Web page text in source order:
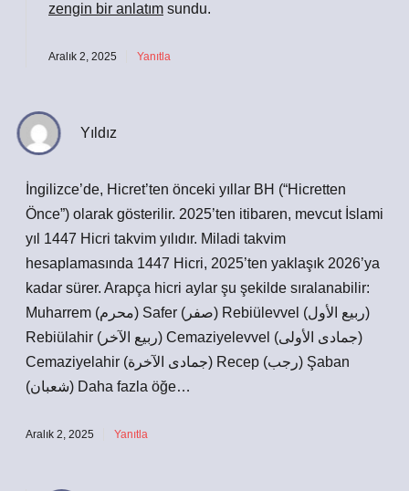
zengin bir anlatım sundu.
Aralık 2, 2025 Yanıtla
Yıldız
İngilizce’de, Hicret’ten önceki yıllar BH (“Hicretten
Önce”) olarak gösterilir. 2025’ten itibaren, mevcut İslami
yıl 1447 Hicri takvim yılıdır. Miladi takvim
hesaplamasında 1447 Hicri, 2025’ten yaklaşık 2026’ya
kadar sürer. Arapça hicri aylar şu şekilde sıralanabilir:
Muharrem (محرم) Safer (صفر) Rebiülevvel (ربيع الأول)
Rebiülahir (ربيع الآخر) Cemaziyelevvel (جمادى الأولى)
Cemaziyelahir (جمادى الآخرة) Recep (رجب) Şaban
(شعبان) Daha fazla öğe…
Aralık 2, 2025 Yanıtla